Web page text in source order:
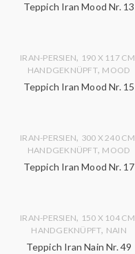
Teppich Iran Mood Nr. 13
IRAN-PERSIEN, 190 X 117 CM
HANDGEKNÜPFT, MOOD
Teppich Iran Mood Nr. 15
IRAN-PERSIEN, 300 X 240 CM
HANDGEKNÜPFT, MOOD
Teppich Iran Mood Nr. 17
IRAN-PERSIEN, 150 X 104 CM
HANDGEKNÜPFT, NAIN
Teppich Iran Nain Nr. 49